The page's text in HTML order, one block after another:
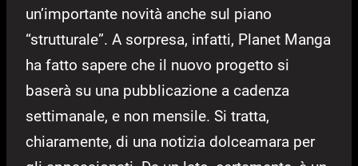
un’importante novità anche sul piano
“strutturale”. A sorpresa, infatti, Planet Manga
ha fatto sapere che il nuovo progetto si
baserà su una pubblicazione a cadenza
settimanale, e non mensile. Si tratta,
chiaramente, di una notizia dolceamara per